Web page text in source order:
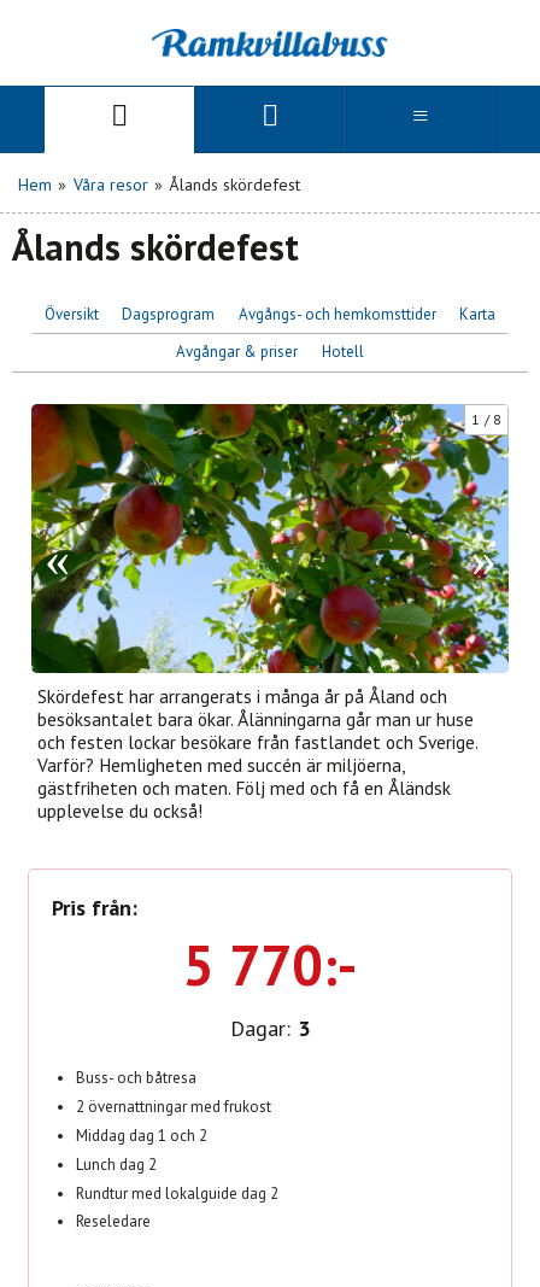
Hem » Våra resor » Ålands skördefest
Ålands skördefest
Översikt Dagsprogram Avgångs- och hemkomsttider
Karta
Avgångar & priser
Hotell
1 8
Skördefest har arrangerats i många år på Åland och
besöksantalet bara ökar. Ålänningarna går man ur huse
och festen lockar besökare från fastlandet och Sverige.
Varför? Hemligheten med succén är miljöerna,
gästfriheten och maten. Följ med och få en Åländsk
upplevelse du också!
Pris från:
5 770:-
Dagar: 3
Buss- och båtresa
2 övernattningar med frukost
Middag dag 1 och 2
Lunch dag 2
Rundtur med lokalguide dag 2
Reseledare